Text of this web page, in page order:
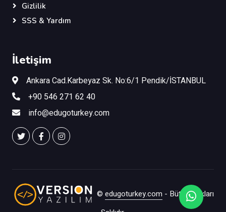
Gizlilik
SSS & Yardım
İletişim
Ankara Cad.Karbeyaz Sk. No:6/1 Pendik/İSTANBUL
+90 546 271 62 40
info@edugoturkey.com
© edugoturkey.com - Bütün Hakları